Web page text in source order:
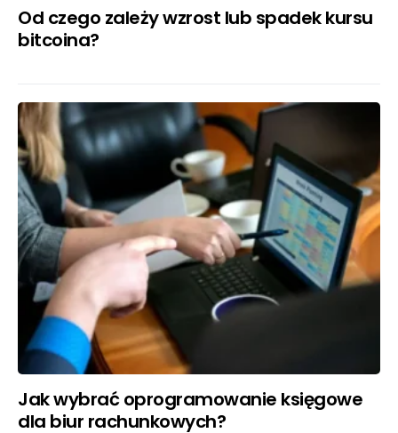
Od czego zależy wzrost lub spadek kursu
bitcoina?
Jak wybrać oprogramowanie księgowe
dla biur rachunkowych?